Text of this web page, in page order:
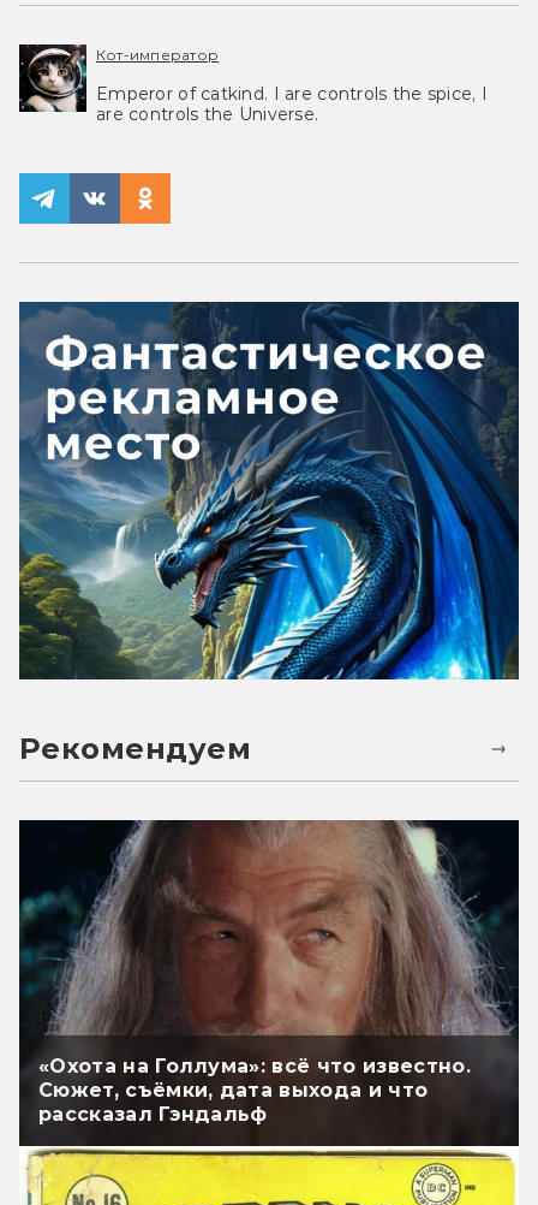
Кот-император
Emperor of catkind. I are controls the spice, I
are controls the Universe.
Рекомендуем
«Охота на Голлума»: всё что известно.
Сюжет, съёмки, дата выхода и что
рассказал Гэндальф